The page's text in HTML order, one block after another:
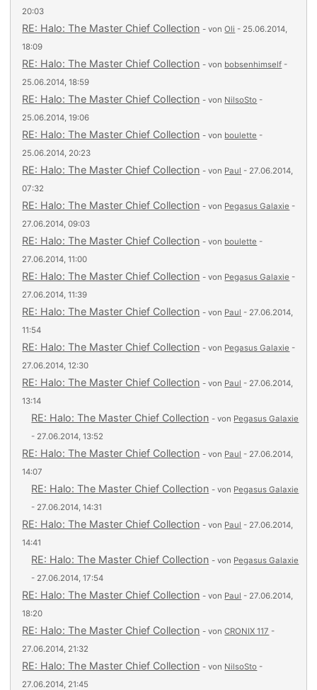
20:03
RE: Halo: The Master Chief Collection - vonOli - 25.06.2014,
18:09
RE: Halo: The Master Chief Collection - von bobsenhimself -
25.06.2014, 18:59
RE: Halo: The Master Chief Collection - von NilsoSto -
25.06.2014, 19:06
RE: Halo: The Master Chief Collection - von boulette -
25.06.2014, 20:23
RE: Halo: The Master Chief Collection - von Paul - 27.06.2014,
07:32
RE: Halo: The Master Chief Collection - von Pegasus Galaxie -
27.06.2014, 09:03
RE: Halo: The Master Chief Collection - von boulette -
27.06.2014, 11:00
RE: Halo: The Master Chief Collection - von Pegasus Galaxie -
27.06.2014, 11:39
RE: Halo: The Master Chief Collection - von Paul - 27.06.2014,
11:54
RE: Halo: The Master Chief Collection - von Pegasus Galaxie -
27.06.2014, 12:30
RE: Halo: The Master Chief Collection - von Paul - 27.06.2014,
13:14
RE: Halo: The Master Chief Collection - von Pegasus Galaxie
- 27.06.2014, 13:52
RE: Halo: The Master Chief Collection - von Paul - 27.06.2014,
14:07
RE: Halo: The Master Chief Collection - von Pegasus Galaxie
- 27.06.2014, 14:31
RE: Halo: The Master Chief Collection - von Paul - 27.06.2014,
14:41
RE: Halo: The Master Chief Collection - von Pegasus Galaxie
- 27.06.2014, 17:54
RE: Halo: The Master Chief Collection - von Paul - 27.06.2014,
18:20
RE: Halo: The Master Chief Collection - vonCRONIX 117 -
27.06.2014, 21:32
RE: Halo: The Master Chief Collection - von NilsoSto -
27.06.2014, 21:45